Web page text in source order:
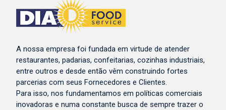
A nossa empresa foi fundada em virtude de atender
restaurantes, padarias, confeitarias, cozinhas industriais,
entre outros e desde então vêm construindo fortes
parcerias com seus Fornecedores e Clientes.
Para isso, nos fundamentamos em políticas comerciais
inovadoras e numa constante busca de sempre trazer o